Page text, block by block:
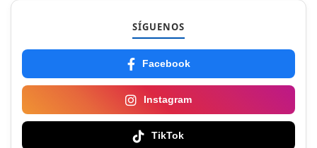
SÍGUENOS
Facebook
Instagram
TikTok